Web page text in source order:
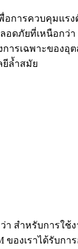
การควบคุมแร
ภัยที่เหนือกว่า
ารเฉพาะของอุ
ล้ำสมัย
สำหรับการใช้
องเราได้รับก